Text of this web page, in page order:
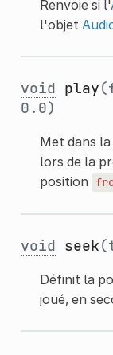
Renvoie si l'
l'objet
void play
0.0)
Met dans
lors de la
position
void seek
Définit la
joué, en